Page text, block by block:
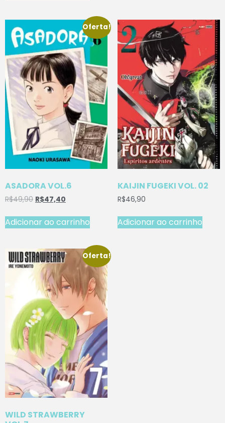
Oferta!
ASADORA VOL.6
R$49,90 R$47,40
Adicionar ao carrinho
KAIJIN FUGEKI VOL. 02
R$46,90
Adicionar ao carrinho
Oferta!
WILD STRAWBERRY